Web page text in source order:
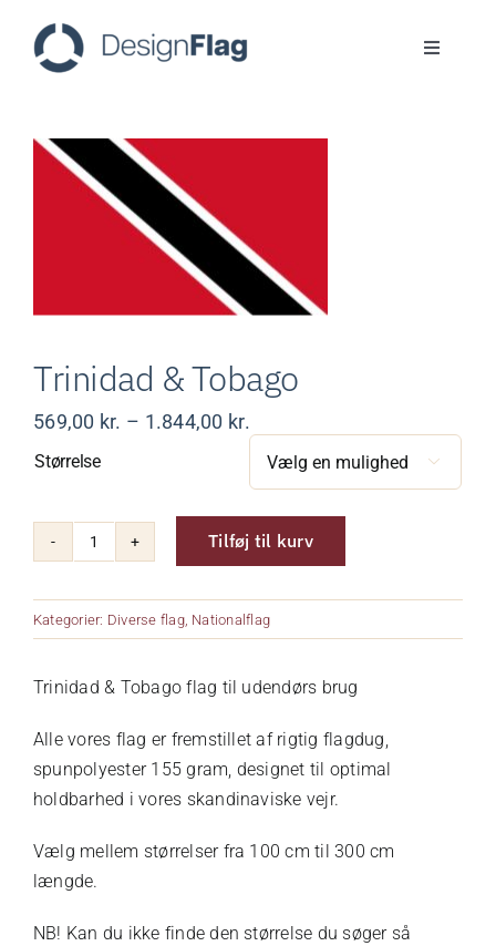
content
Toggle
Faner
Cases
ESG
Om os
Kurv
Kontakt
Trinidad & Tobago
569,00 kr. – 1.844,00 kr.
569,00 kr.
1.844,00 kr.
Størrelse 
Tobago
antal
Tilføj til kurv
Kategorier: Diverse flag, Nationalflag
Trinidad & Tobago flag til udendørs brug
Alle vores flag er fremstillet af rigtig flagdug,
spunpolyester 155 gram, designet til optimal
holdbarhed i vores skandinaviske vejr.
Vælg mellem størrelser fra 100 cm til 300 cm
længde.
NB! Kan du ikke finde den størrelse du søger så